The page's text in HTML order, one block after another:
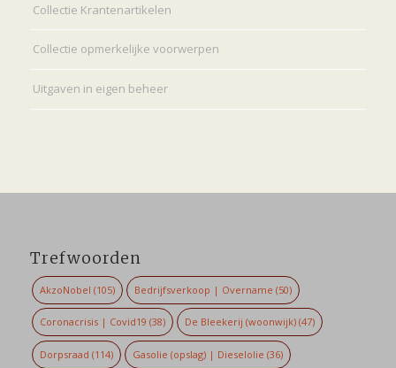
Collectie Krantenartikelen
Collectie opmerkelijke voorwerpen
Uitgaven in eigen beheer
Trefwoorden
AkzoNobel (105) Bedrijfsverkoop | Overname (50)
Coronacrisis | Covid19 (38) De Bleekerij (woonwijk) (47)
Dorpsraad (114) Gasolie (opslag) | Dieselolie (36)